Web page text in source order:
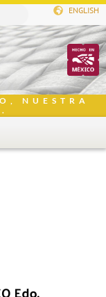
ENGLISH
NUESTRA